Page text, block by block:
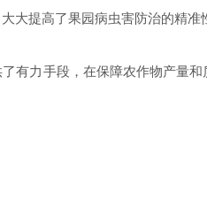
大提高了果园病虫害防治的精准
有力手段，在保障农作物产量